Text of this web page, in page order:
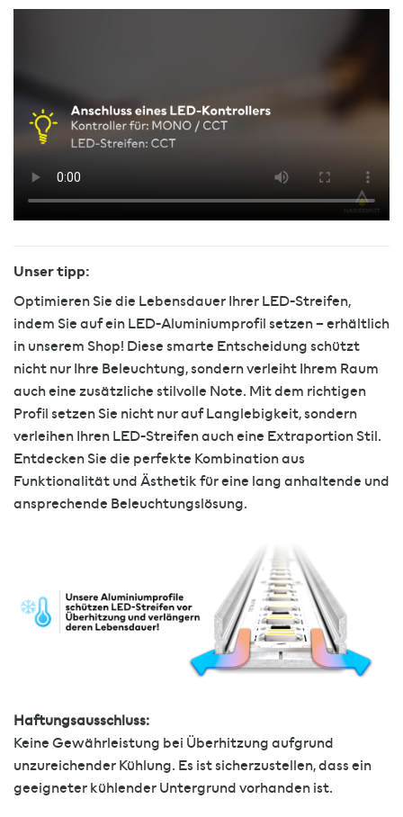
Unser tipp:
Optimieren Sie die Lebensdauer Ihrer LED-Streifen,
indem Sie auf ein LED-Aluminiumprofil setzen – erhältlich
in unserem Shop! Diese smarte Entscheidung schützt
nicht nur Ihre Beleuchtung, sondern verleiht Ihrem Raum
auch eine zusätzliche stilvolle Note. Mit dem richtigen
Profil setzen Sie nicht nur auf Langlebigkeit, sondern
verleihen Ihren LED-Streifen auch eine Extraportion Stil.
Entdecken Sie die perfekte Kombination aus
Funktionalität und Ästhetik für eine lang anhaltende und
ansprechende Beleuchtungslösung.
Haftungsausschluss:
Keine Gewährleistung bei Überhitzung aufgrund
unzureichender Kühlung. Es ist sicherzustellen, dass ein
geeigneter kühlender Untergrund vorhanden ist.